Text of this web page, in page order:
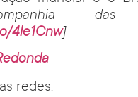
das
4le1Cnw]
redes: